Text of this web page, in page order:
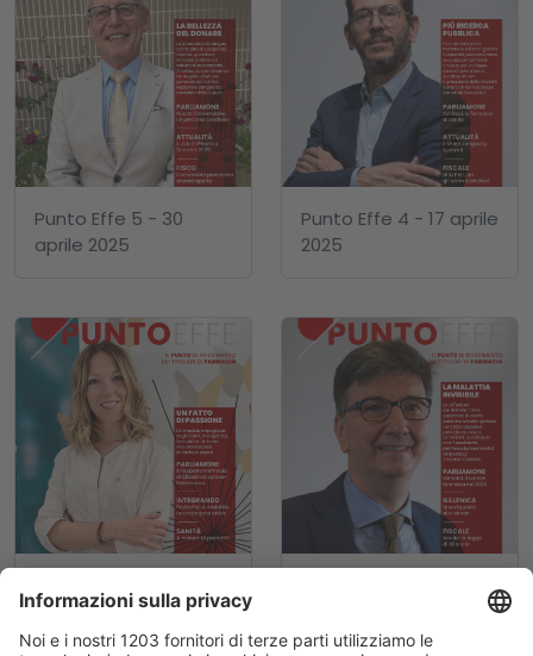
Punto Effe 5 - 30
aprile 2025
Punto Effe 4 - 17 aprile
2025
marzo 2025